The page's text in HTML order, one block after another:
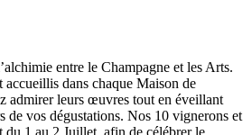
entre le Champagne et les Arts.
accueillis dans chaque Maison de
admirer leurs œuvres tout en éveillant
de vos dégustations. Nos 10 vignerons et
du 1 au 2 Juillet, afin de célébrer le